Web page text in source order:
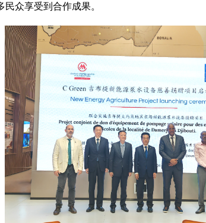
民众享受到合作成果。